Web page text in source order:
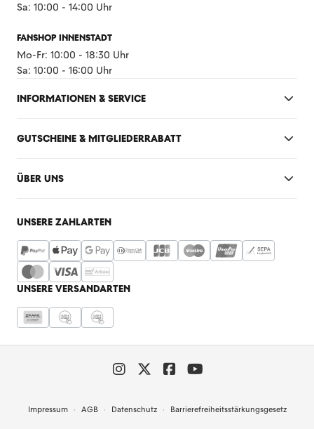
Sa: 10:00 - 14:00 Uhr
FANSHOP INNENSTADT
Mo-Fr: 10:00 - 18:30 Uhr
Sa: 10:00 - 16:00 Uhr
INFORMATIONEN & SERVICE
GUTSCHEINE & MITGLIEDERRABATT
ÜBER UNS
UNSERE ZAHLARTEN
UNSERE VERSANDARTEN
Impressum AGB Datenschutz Barrierefreiheitsstärkungsgesetz